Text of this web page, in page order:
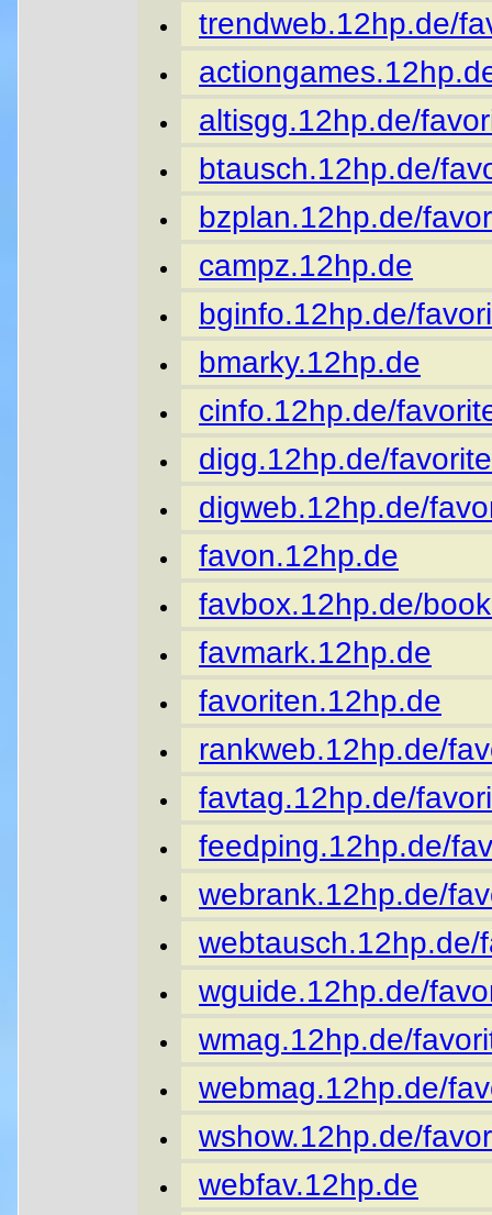
trendweb.12hp.de/
altisgg.12hp.de/
btausch.12hp.de/
bzplan.12hp.de/
campz.12hp.de
bginfo.12hp.de/
bmarky.12hp.de
cinfo.12hp.de/
digg.12hp.de/
digweb.12hp.de/
favon.12hp.de
favbox.12hp.de/
favmark.12hp.de
favoriten.12hp.de
rankweb.12hp.de/
favtag.12hp.de/
feedping.12hp.de/
webrank.12hp.de/
webtausch.12hp.de/
wguide.12hp.de/
wmag.12hp.de/
webmag.12hp.de/
wshow.12hp.de/
webfav.12hp.de